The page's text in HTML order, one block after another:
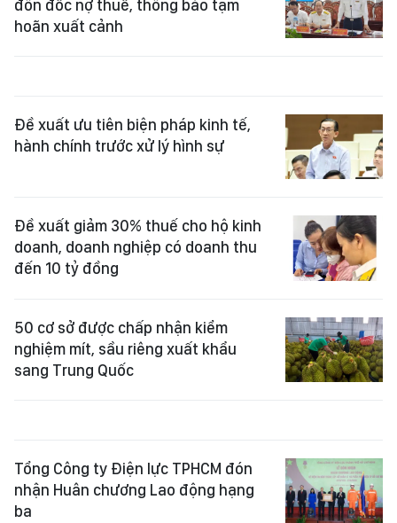
đôn đốc nợ thuế, thông báo tạm
hoãn xuất cảnh
Đề xuất ưu tiên biện pháp kinh tế,
hành chính trước xử lý hình sự
Đề xuất giảm 30% thuế cho hộ kinh
doanh, doanh nghiệp có doanh thu
đến 10 tỷ đồng
50 cơ sở được chấp nhận kiểm
nghiệm mít, sầu riêng xuất khẩu
sang Trung Quốc
Tổng Công ty Điện lực TPHCM đón
nhận Huân chương Lao động hạng
ba